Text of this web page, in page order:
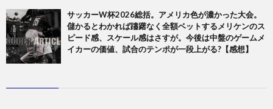
サッカーW杯2026総括。アメリカ色が濃かった大会。
儲かるとわかれば躊躇なく全額ベットするメリケンのス
ピード感、スケール感はさすが。今後は中盤のゲームメ
イカーの価値、試合のテンポが一段上がる?【感想】